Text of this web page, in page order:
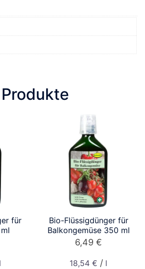
für
l
Bio-Flüssigdünger für
Balkongemüse 350 ml
6,49€
18,54€ / l